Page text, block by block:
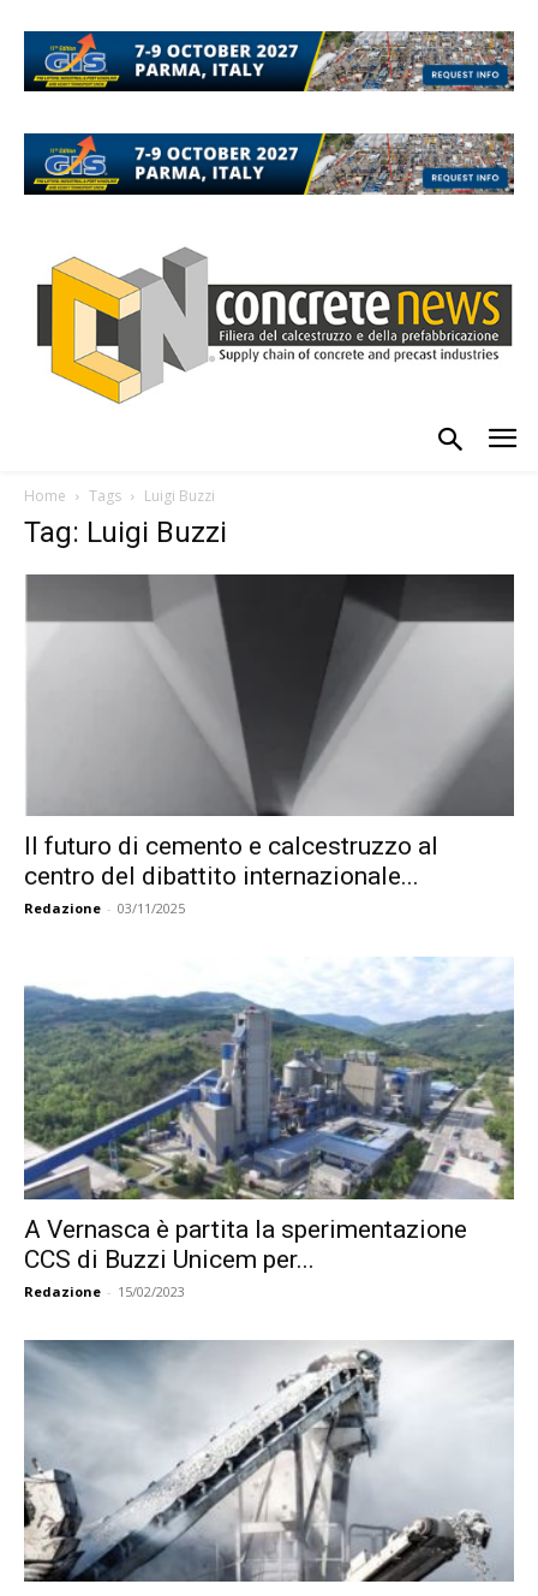
Home Tags Luigi Buzzi
Tag: Luigi Buzzi
Il futuro di cemento e calcestruzzo al
centro del dibattito internazionale...
Redazione - 03/11/2025
A Vernasca è partita la sperimentazione
CCS di Buzzi Unicem per...
Redazione - 15/02/2023